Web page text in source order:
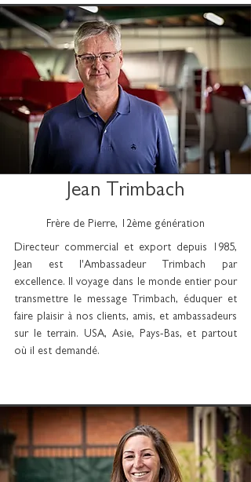
Jean Trimbach
Frère de Pierre, 12ème génération
Directeur commercial et export depuis 1985,
Jean est l'Ambassadeur Trimbach par
excellence. Il voyage dans le monde entier pour
transmettre le message Trimbach, éduquer et
faire plaisir à nos clients, amis, et ambassadeurs
sur le terrain. USA, Asie, Pays-Bas, et partout
où il est demandé.